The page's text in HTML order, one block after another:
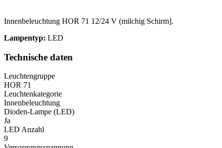
Innenbeleuchtung HOR 71 12/24 V (milchig Schirm].
Lampentyp: LED
Technische daten
Leuchtengruppe
HOR 71
Leuchtenkategorie
Innenbeleuchtung
Dioden-Lampe (LED)
Ja
LED Anzahl
9